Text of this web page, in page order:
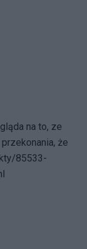
na to, ze
że
85533-